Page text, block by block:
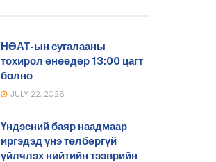
НӨАТ-ын сугалааны
тохирол өнөөдөр 13:00 цагт
болно
JULY 22, 2026
Үндэсний баяр наадмаар
иргэдэд үнэ төлбөргүй
үйлчлэх нийтийн тээврийн